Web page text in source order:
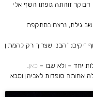
זוהתה גופתו השף אלי
גילת, נרצח במתקפת
זיקים: "הבנו שצריך רק להמתין
יחד – ולא שבו – כאן.
אוזן בת ה-12 ודניאלה אחותה סופדות לאביהן וסבא